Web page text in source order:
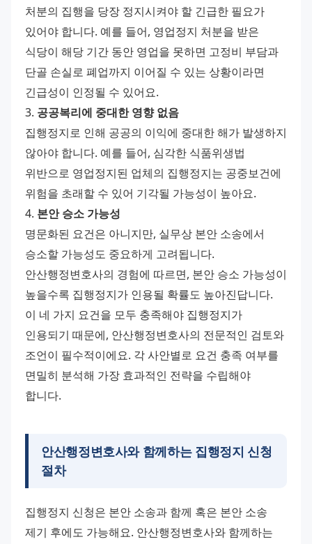
처분의 집행을 당장 정지시켜야 할 긴급한 필요가
있어야 합니다. 예를 들어, 영업정지 처분을 받은
식당이 해당 기간 동안 영업을 못하면 고정비 부담과
단골 손실로 폐업까지 이어질 수 있는 상황이라면
긴급성이 인정될 수 있어요.
3. 공공복리에 중대한 영향 없음
집행정지로 인해 공공의 이익에 중대한 해가 발생하지
않아야 합니다. 예를 들어, 심각한 식품위생법
위반으로 영업정지된 업체의 집행정지는 공중보건에
위험을 초래할 수 있어 기각될 가능성이 높아요.
4. 본안 승소 가능성
명문화된 요건은 아니지만, 실무상 본안 소송에서
승소할 가능성도 중요하게 고려됩니다.
안산행정변호사의 경험에 따르면, 본안 승소 가능성이
높을수록 집행정지가 인용될 확률도 높아진답니다.
이 네 가지 요건을 모두 충족해야 집행정지가
인용되기 때문에, 안산행정변호사의 전문적인 검토와
조언이 필수적이에요. 각 사안별로 요건 충족 여부를
면밀히 분석해 가장 효과적인 전략을 수립해야
합니다.
안산행정변호사와 함께하는 집행정지 신청
절차
집행정지 신청은 본안 소송과 함께 혹은 본안 소송
제기 후에도 가능해요. 안산행정변호사와 함께하는